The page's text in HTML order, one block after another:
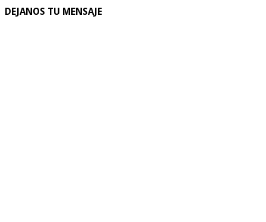
DEJANOS TU MENSAJE